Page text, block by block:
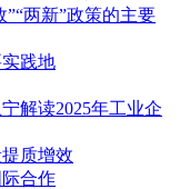
两新”政策的主要
践地
解读2025年工业企
质增效
合作